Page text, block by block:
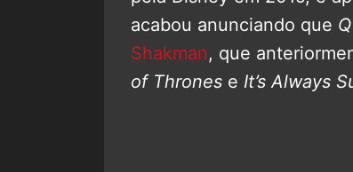
acabou anunciando que
Shakman, que
of Thrones e It’s Always